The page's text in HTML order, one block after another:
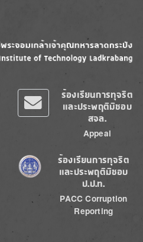
ร้องเรียนการทุจริต
และประพฤติมิชอบ
สจล.
Appeal
Image
ร้องเรียนการทุจริต
และประพฤติมิชอบ
ป.ป.ท.
PACC Corruption
Reporting